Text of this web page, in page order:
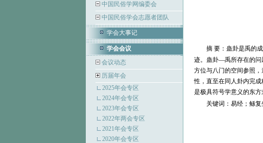
中国民俗学网编委会
中国民俗学会志愿者团队
学会大事记
学会会议
会议动态
历届年会
2025年会专区
2024年会专区
2023年会专区
2022年两会专区
2021年会专区
2020年会专区
摘要：蛊卦是禹的
迹。蛊卦—禹所存在的问
方位与八门的空间参照
性，直至在同人卦内完
是极具符号学意义的东方
关键词：易经；鲧